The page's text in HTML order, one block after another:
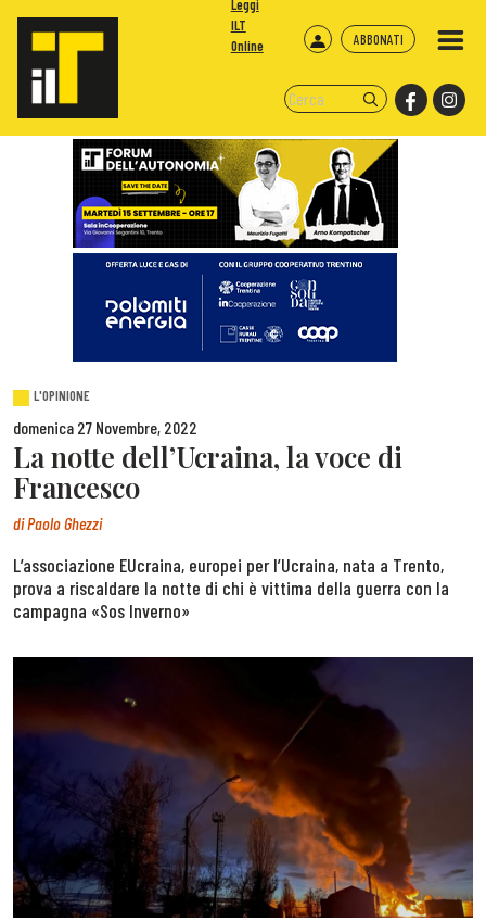
ABBONATI
Leggi
ILT
Online
L'OPINIONE
domenica 27 Novembre, 2022
La notte dell’Ucraina, la voce di
Francesco
diPaolo Ghezzi
L’associazione EUcraina, europei per l’Ucraina, nata a Trento,
prova a riscaldare la notte di chi è vittima della guerra con la
campagna «Sos Inverno»